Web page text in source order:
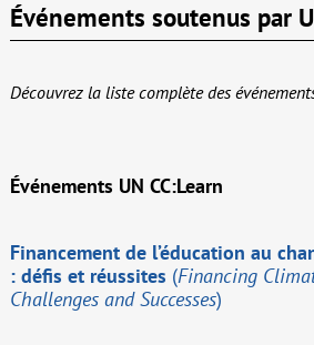
Événements soutenus par
Découvrez la liste complète des
Événements UN CC:Learn
Financement de l’éducation au
: défis et réussites (Financing
Challenges and Successes)